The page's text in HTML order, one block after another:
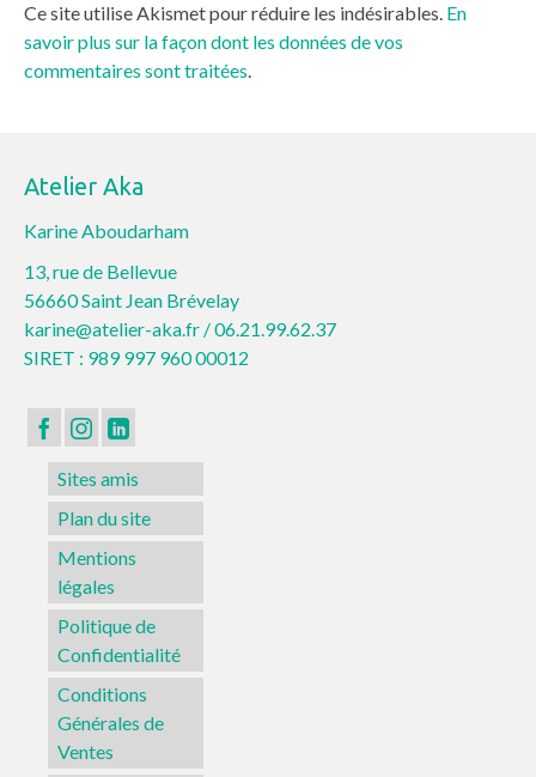
Ce site utilise Akismet pour réduire les indésirables. En
savoir plus sur la façon dont les données de vos
commentaires sont traitées.
Atelier Aka
Karine Aboudarham
13, rue de Bellevue
56660 Saint Jean Brévelay
karine@atelier-aka.fr /06.21.99.62.37
SIRET : 989 997 960 00012
Sites amis
Plan du site
Mentions
légales
Politique de
Confidentialité
Conditions
Générales de
Ventes